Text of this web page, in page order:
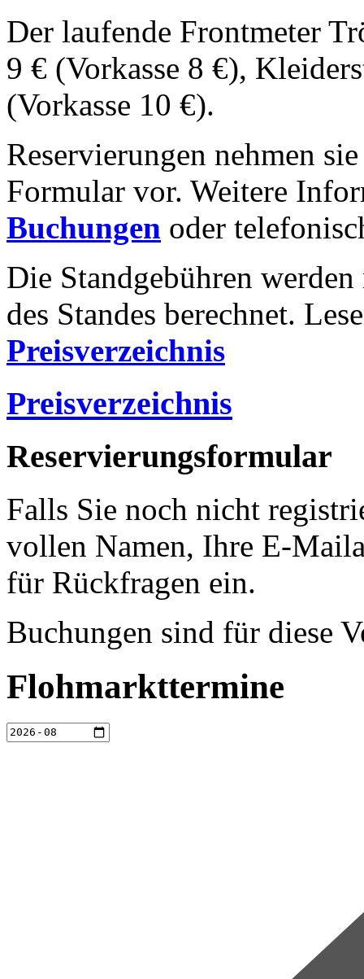
Der laufende Frontmeter
9 € (Vorkasse 8 €),
(Vorkasse 10 €).
Reservierungen nehmen
Formular vor. Weitere
Buchungen oder
Die Standgebühren
des Standes berechnet.
Preisverzeichnis
Preisverzeichnis
Reservierungsformular
Falls Sie noch nicht
vollen Namen, Ihre E-
für Rückfragen ein.
Buchungen sind für diese
Flohmarkttermine